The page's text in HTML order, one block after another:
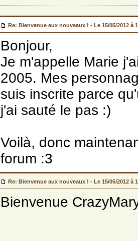
Re: Bienvenue aux nouveaux ! - Le 15/05/2012 à
Bonjour,
Je m'appelle Marie
2005. Mes
suis inscrite parce
j'ai sauté le pas :)
Voilà, donc
forum :3
Re: Bienvenue aux nouveaux ! - Le 15/05/2012 à
Bienvenue